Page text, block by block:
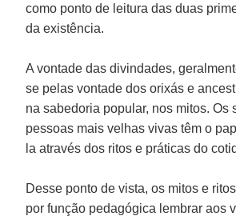
como ponto de leitura das duas
da existência.
A vontade das divindades,
se pelas vontade dos orixás e
na sabedoria popular, nos mitos. Os
pessoas mais velhas vivas têm o
la através dos ritos e práticas do
Desse ponto de vista, os mitos e
por função pedagógica lembrar aos